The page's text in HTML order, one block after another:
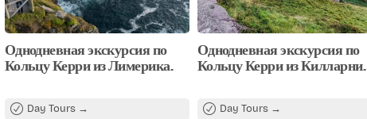
Однодневная экскурсия по
Кольцу Керри из Лимерика.
Day Tours
Однодневная экскурсия по
Кольцу Керри из Килларни.
Day Tours